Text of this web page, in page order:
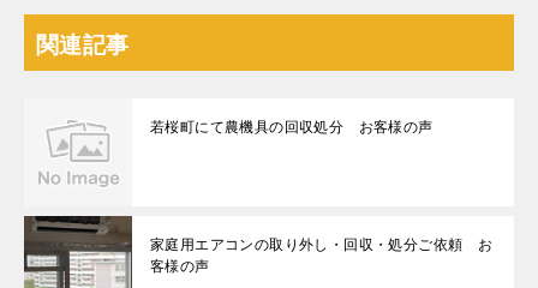
関連記事
若桜町にて農機具の回収処分 お客様の声
家庭用エアコンの取り外し・回収・処分ご依頼 お
客様の声